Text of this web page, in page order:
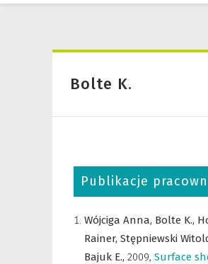
Bolte K.
Publikacje
Wójciga Anna, Bolte K.,
Rainer, Stępniewski
Bajuk E., 2009, Surface